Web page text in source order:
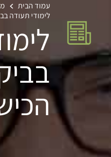
עמוד הבית
לימודי תעודה